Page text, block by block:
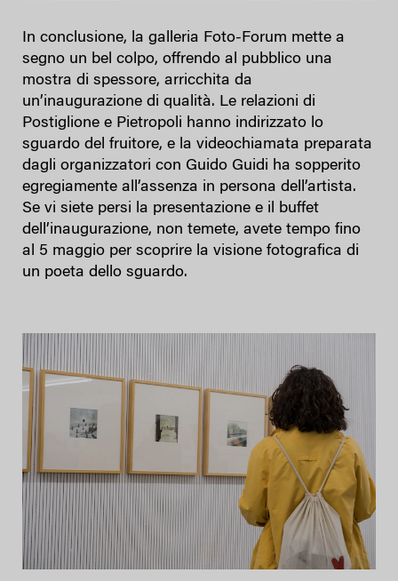
In conclusione, la galleria Foto-Forum mette a
segno un bel colpo, offrendo al pubblico una
mostra di spessore, arricchita da
un’inaugurazione di qualità. Le relazioni di
Postiglione e Pietropoli hanno indirizzato lo
sguardo del fruitore, e la videochiamata preparata
dagli organizzatori con Guido Guidi ha sopperito
egregiamente all’assenza in persona dell’artista.
Se vi siete persi la presentazione e il buffet
dell’inaugurazione, non temete, avete tempo fino
al 5 maggio per scoprire la visione fotografica di
un poeta dello sguardo.